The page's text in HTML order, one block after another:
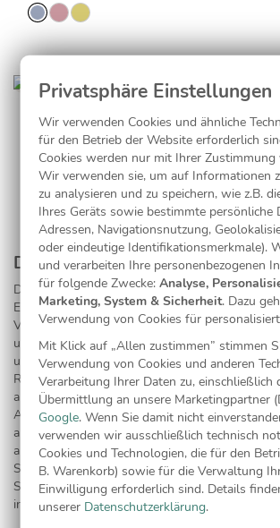
Heiliger Kelch in Blau
Die schönsten Menükarten für
Die Kommunion steht vor der Tür. Alle freuen
Ereignis und besonders das Kummunionskind
Vorbereitungen müssen getroffen werden,
untergebracht werden, Kleidungen gekauft und
und vieles mehr. Leicht verliert man den
Resultat ist meistens sehr schön. Damit wir
allem helfen können, bieten wir Ihnen nicht nur
Auswahl an Einladungskarten zur Kommunion
anschließenden Dankeskarten für das
auch eine Anzahl an Menükarten zur Bestellung
Sie Ihren Gästen schon vor dem Event einen
Speisen und Tränke geben. Alle Karten zur
in unserer Hauptkategorie "Kommunionskarten
Wir verwenden Cookies und ähnliche
für den Betrieb der Website erforderlich
Cookies werden nur mit Ihrer Zustimmung
Wir verwenden sie, um auf Informationen
zu analysieren und zu speichern, wie z.B.
Ihres Geräts sowie bestimmte persönliche
Adressen, Navigationsnutzung,
oder eindeutige Identifikationsmerkmale).
und verarbeiten Ihre personenbezogenen
für folgende Zwecke:Analyse,
Marketing, System & Sicherheit. Dazu
Verwendung von Cookies für
Mit Klick auf „Allen zustimmen” stimmen
Verwendung von Cookies und anderen
Verarbeitung Ihrer Daten zu, einschließlich
Übermittlung an unsere Marketingpartner
Google. Wenn Sie damit nicht
verwenden wir ausschließlich technisch
Cookies und Technologien, die für den
B. Warenkorb) sowie für die Verwaltung
Einwilligung erforderlich sind. Details
unserer Datenschutzerklärung.